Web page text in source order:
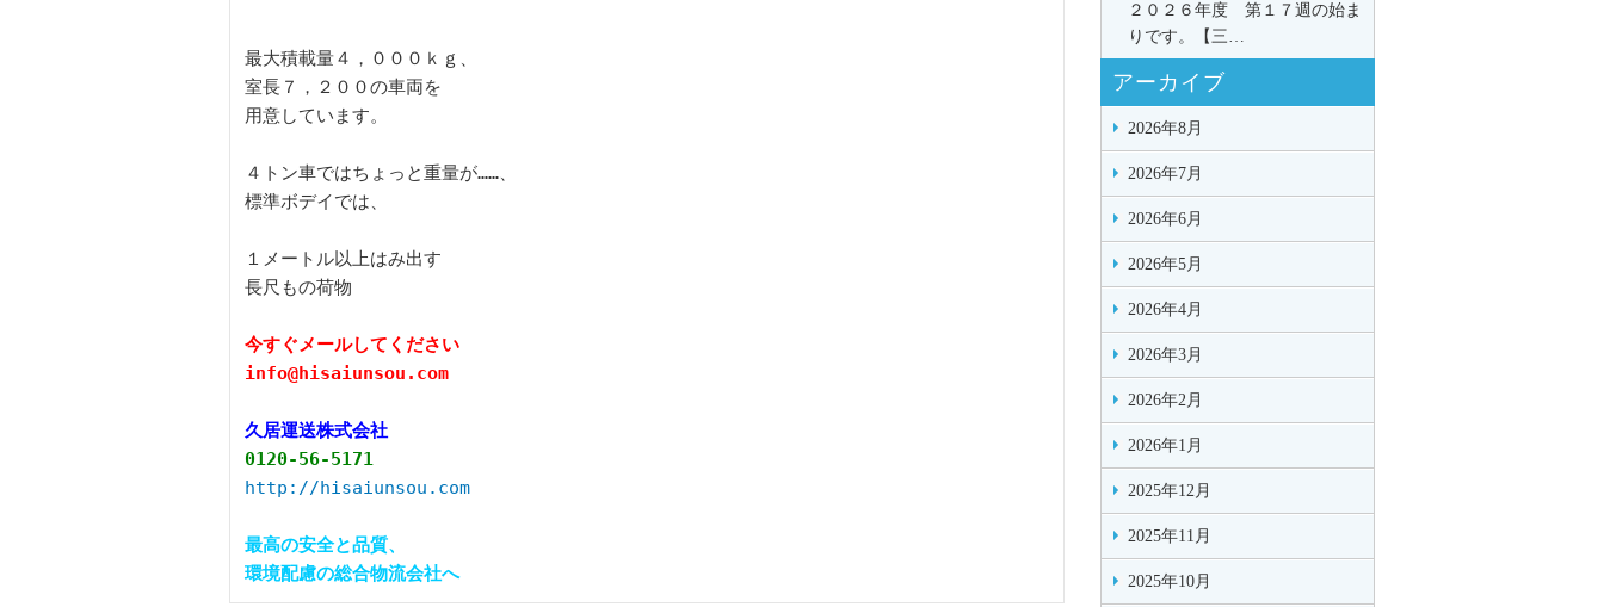
最大積載量４，０００ｋｇ、
室長７，２００の車両を
用意しています。
４トン車ではちょっと重量が……、
標準ボデイでは、
１メートル以上はみ出す
長尺もの荷物
今すぐメールしてください
久居運送株式会社
0120-56-5171
http://hisaiunsou.com
最高の安全と品質、
環境配慮の総合物流会社へ
２０２６年度 第１７週の始ま
りです。【三…
アーカイブ
2026年8月
2026年7月
2026年6月
2026年5月
2026年4月
2026年3月
2026年2月
2026年1月
2025年12月
2025年11月
2025年10月